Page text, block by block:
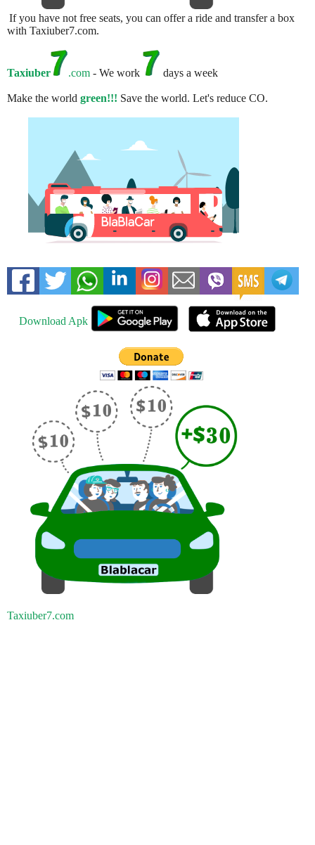
If you have not free seats, you can offer a ride and transfer a box
with Taxiuber7.com.
Taxiuber .com - We work days a week
Make the world green!!! Save the world. Let's reduce CO.
Download Apk
Taxiuber7.com